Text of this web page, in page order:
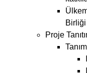
Formülasyon /
Öneri,
Uygulama,
Mevcut Durum
Paydaşlar